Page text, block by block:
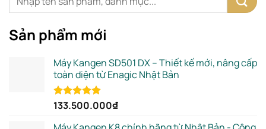
Sản phẩm mới
Máy Kangen SD501 DX – Thiết kế mới, nâng cấp
toàn diện từ Enagic Nhật Bản
Rated5.00
133.500.000₫